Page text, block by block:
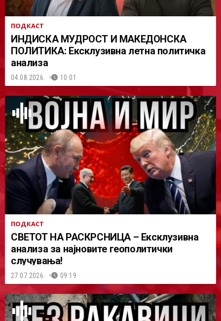
ПОДКАСТ
ИНДИСКА МУДРОСТ И МАКЕДОНСКА
ПОЛИТИКА: Ексклузивна летна политичка
анализа
04.08.2026. 10:01
ПОДКАСТ
СВЕТОТ НА РАСКРСНИЦА – Ексклузивна
анализа за најновите геополитички
случувања!
27.07.2026. 09:19